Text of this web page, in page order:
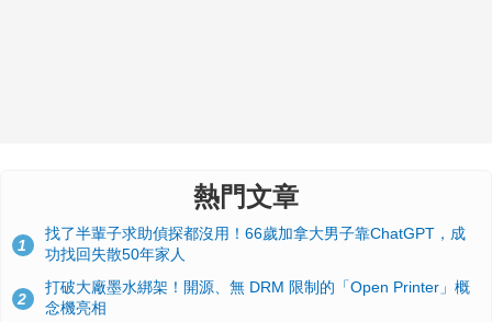
熱門文章
1
找了半輩子求助偵探都沒用！66歲加拿大男子靠ChatGPT，成
功找回失散50年家人
2
打破大廠墨水綁架！開源、無 DRM 限制的「Open Printer」概
念機亮相